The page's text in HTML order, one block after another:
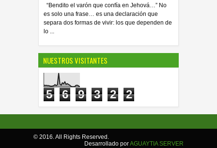
“Bendito el varón que confía en Jehová…” No
es solo una frase… es una declaración que
separa dos formas de vivir: los que dependen de
lo ...
NUESTROS VISITANTES
5 6 9 3 2 2
© 2016. All Rights Reserved.
Desarrollado porAGUAYTIA SERVER